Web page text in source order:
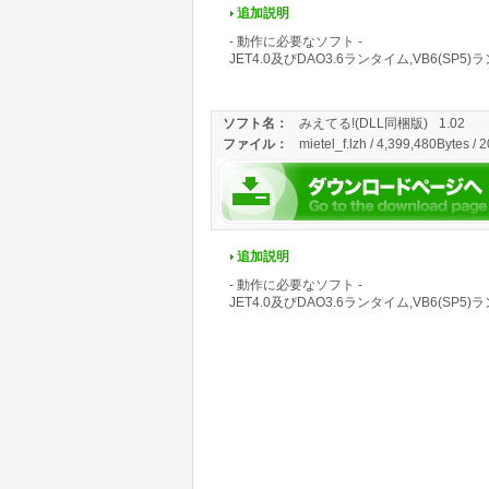
追加説明
- 動作に必要なソフト -
JET4.0及びDAO3.6ランタイム,VB6(SP5)ラ
ソフト名： みえてる!(DLL同梱版) 1.02
ファイル： mietel_f.lzh / 4,399,480Bytes /
追加説明
- 動作に必要なソフト -
JET4.0及びDAO3.6ランタイム,VB6(SP5)ラ